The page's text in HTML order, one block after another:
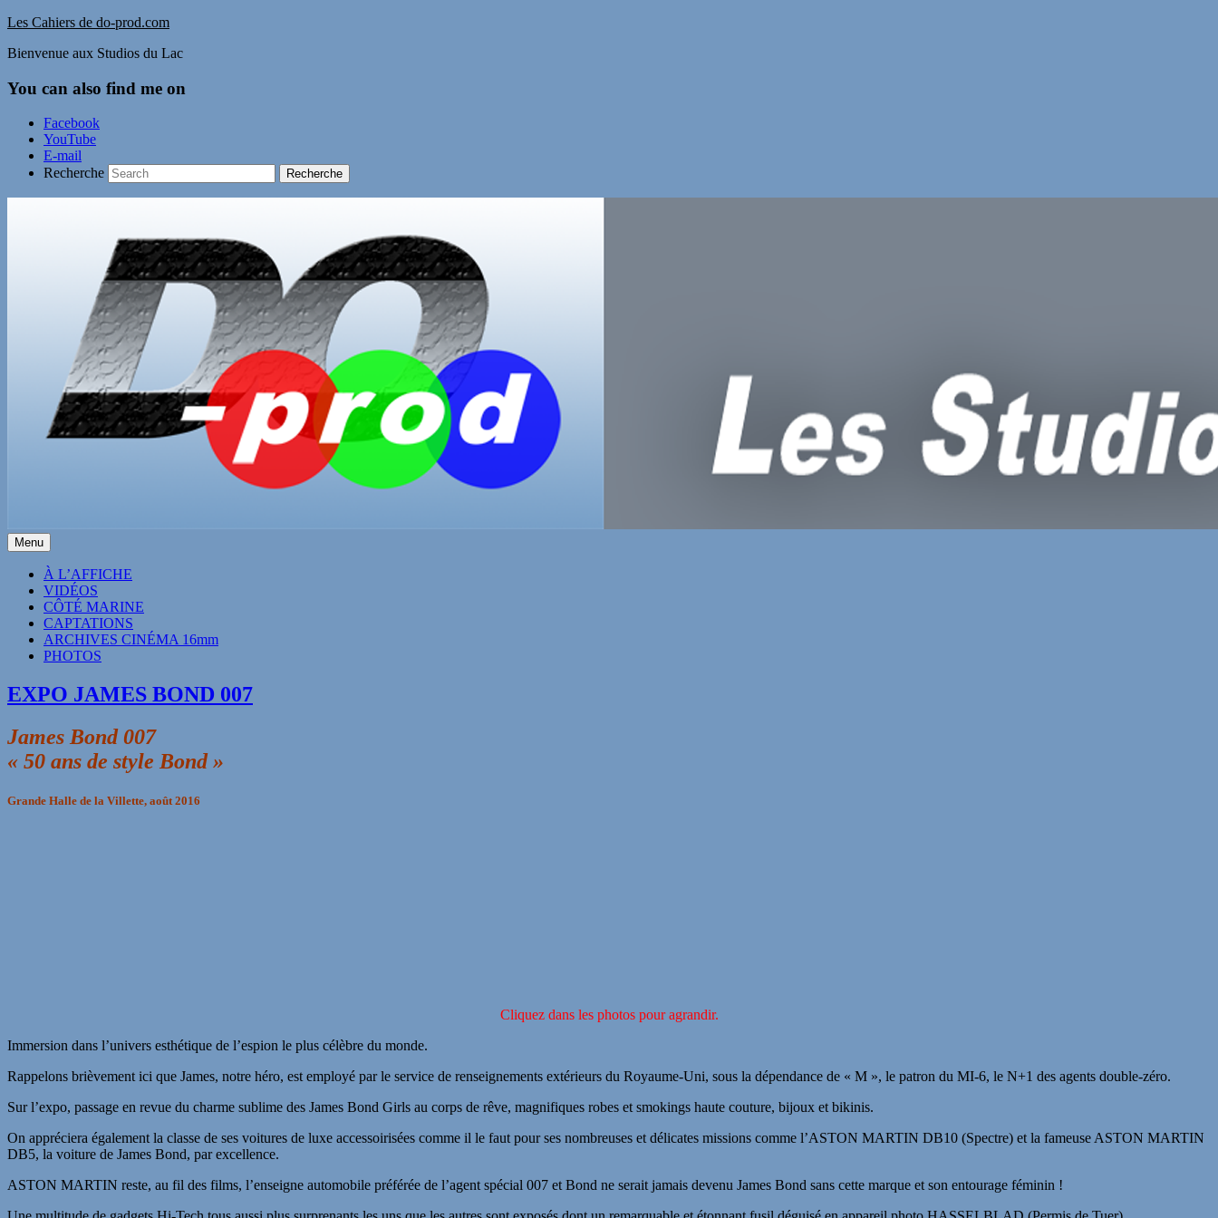
Les Cahiers de do-prod.com
Bienvenue aux Studios du Lac
You can also find me on
Facebook
YouTube
E-mail
Recherche
Menu
Premier
menu
À L’AFFICHE
VIDÉOS
CÔTÉ MARINE
CAPTATIONS
ARCHIVES CINÉMA 16mm
PHOTOS
EXPO JAMES BOND 007
James Bond 007
« 50 ans de style Bond »
Grande Halle de la Villette, août 2016
Cliquez dans les photos pour agrandir.
Immersion dans l’univers esthétique de l’espion le plus célèbre du monde.
Rappelons brièvement ici que James, notre héro, est employé par le service de renseignements extérieurs du Royaume-Uni, sous la dépendance de « M », le patron du MI-6, le N+1 des agents double-zéro.
Sur l’expo, passage en revue du charme sublime des James Bond Girls au corps de rêve, magnifiques robes et smokings haute couture, bijoux et bikinis.
On appréciera également la classe de ses voitures de luxe accessoirisées comme il le faut pour ses nombreuses et délicates missions comme l’ASTON MARTIN DB10 (Spectre) et la fameuse ASTON MARTIN
DB5, la voiture de James Bond, par excellence.
ASTON MARTIN reste, au fil des films, l’enseigne automobile préférée de l’agent spécial 007 et Bond ne serait jamais devenu James Bond sans cette marque et son entourage féminin !